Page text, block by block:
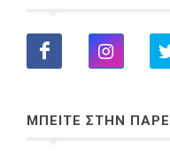
ΜΠΕΙΤΕ ΣΤΗΝ